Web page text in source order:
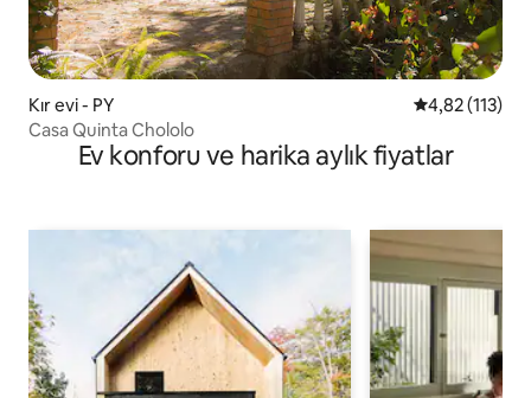
Kır evi - PY 5 üzerinden
4,82 (113)
Casa Quinta Chololo
Ev konforu ve harika aylık fiyatlar